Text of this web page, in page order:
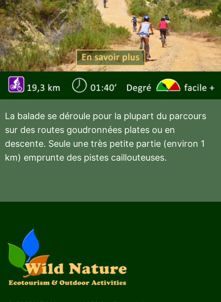
La balade se déroule pour la plupart du parcours
sur des routes goudronnées plates ou en
descente. Seule une très petite partie (environ 1
km) emprunte des pistes caillouteuses.